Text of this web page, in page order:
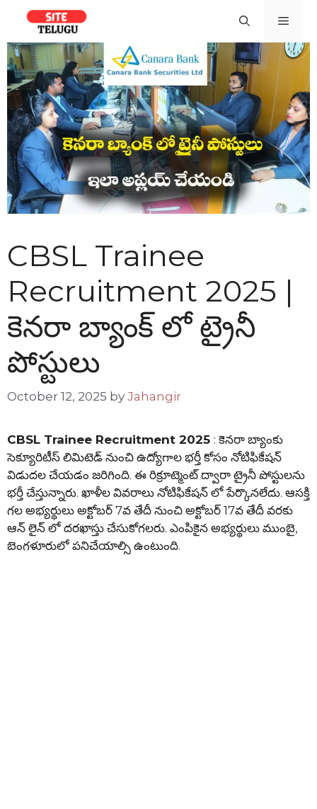
content
CBSL Trainee
Recruitment 2025 |
కెనరా బ్యాంక్ లో ట్రైనీ
పోస్టులు
October 12, 2025 by Jahangir
CBSL Trainee Recruitment 2025 : కెనరా బ్యాంకు
సెక్యూరిటీస్ లిమిటెడ్ నుంచి ఉద్యోగాల భర్తీ కోసం నోటిఫికేషన్
విడుదల చేయడం జరిగింది. ఈ రిక్రూట్మెంట్ ద్వారా ట్రైనీ పోస్టులను
భర్తీ చేస్తున్నారు. ఖాళీల వివరాలు నోటిఫికేషన్ లో పేర్కొనలేదు. ఆసక్తి
గల అభ్యర్థులు అక్టోబర్ 7వ తేదీ నుంచి అక్టోబర్ 17వ తేదీ వరకు
ఆన్ లైన్ లో దరఖాస్తు చేసుకోగలరు. ఎంపికైన అభ్యర్థులు ముంబై,
బెంగళూరులో పనిచేయాల్సి ఉంటుంది.